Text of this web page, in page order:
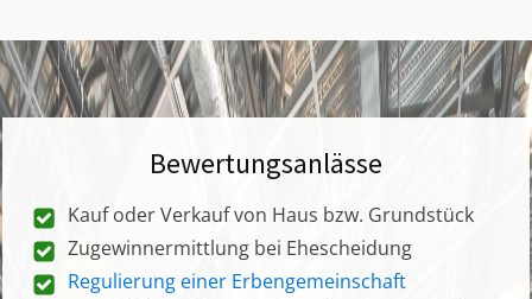
Bewertungsanlässe
Kauf oder Verkauf von Haus bzw. Grundstück
Zugewinnermittlung bei Ehescheidung
Regulierung einer Erbengemeinschaft